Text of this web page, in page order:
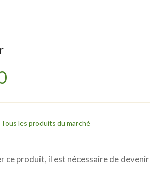
Tous les produits du marché
ce produit, il est nécessaire de devenir